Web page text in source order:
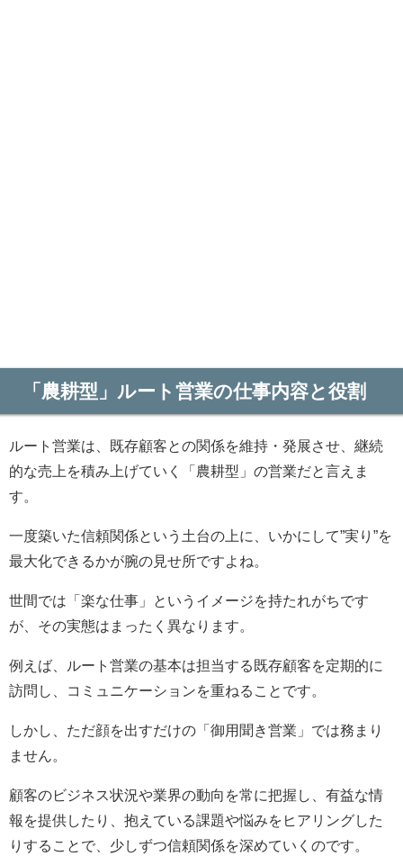
「農耕型」ルート営業の仕事内容と役割
ルート営業は、既存顧客との関係を維持・発展させ、継続
的な売上を積み上げていく「農耕型」の営業だと言えま
す。
一度築いた信頼関係という土台の上に、いかにして”実り”を
最大化できるかが腕の見せ所ですよね。
世間では「楽な仕事」というイメージを持たれがちです
が、その実態はまったく異なります。
例えば、ルート営業の基本は担当する既存顧客を定期的に
訪問し、コミュニケーションを重ねることです。
しかし、ただ顔を出すだけの「御用聞き営業」では務まり
ません。
顧客のビジネス状況や業界の動向を常に把握し、有益な情
報を提供したり、抱えている課題や悩みをヒアリングした
りすることで、少しずつ信頼関係を深めていくのです。